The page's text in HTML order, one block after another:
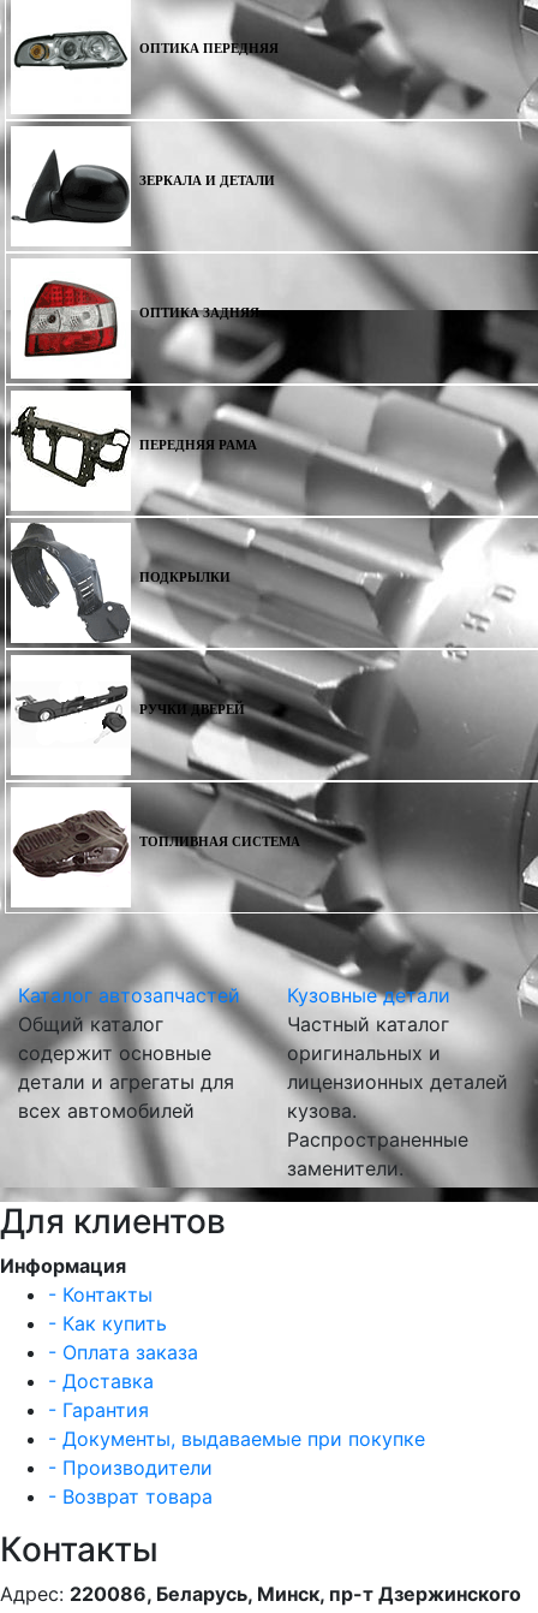
ОПТИКА ПЕРЕДНЯЯ
ЗЕРКАЛА И ДЕТАЛИ
ОПТИКА ЗАДНЯЯ
ПЕРЕДНЯЯ РАМА
ПОДКРЫЛКИ
РУЧКИ ДВЕРЕЙ
ТОПЛИВНАЯ СИСТЕМА
Каталог автозапчастей
Общий каталог
содержит основные
детали и агрегаты для
всех автомобилей
Кузовные детали
Частный каталог
оригинальных и
лицензионных деталей
кузова.
Распространенные
заменители.
Для клиентов
Информация
- Контакты
- Как купить
- Оплата заказа
- Доставка
- Гарантия
- Документы, выдаваемые при покупке
- Производители
- Возврат товара
Контакты
Адрес: 220086, Беларусь, Минск, пр-т Дзержинского